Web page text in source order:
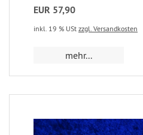
EUR 57,90
inkl. 19 % USt zzgl. Versandkosten
mehr...